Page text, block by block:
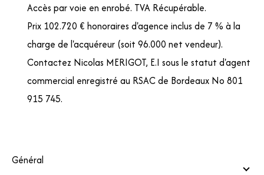
Accès par voie en enrobé. TVA Récupérable.
Prix 102.720 € honoraires d'agence inclus de 7 % à la
charge de l'acquéreur (soit 96.000 net vendeur).
Contactez Nicolas MERIGOT, E.I sous le statut d'agent
commercial enregistré au RSAC de Bordeaux No 801
915 745.
général